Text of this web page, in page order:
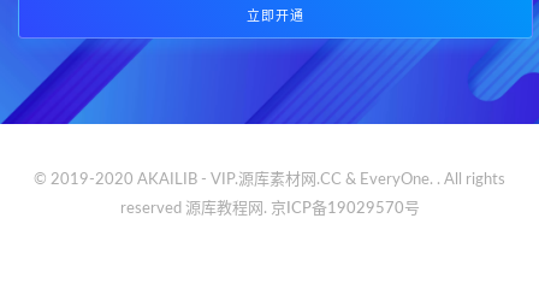
立即开通
© 2019-2020 AKAILIB - VIP.源库素材网.CC & EveryOne. . All rights
reserved 源库教程网. 京ICP备19029570号